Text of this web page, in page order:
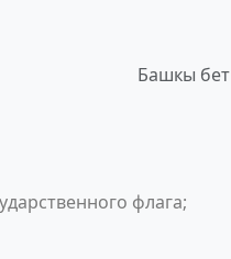
Башкы бет
флага;